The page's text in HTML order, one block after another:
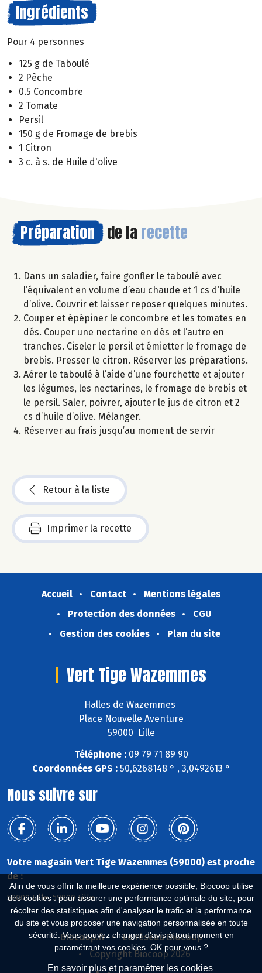
Afin de vous offrir la meilleure expérience possible, Biocoop utilise
des cookies : pour assurer une performance optimale du site, pour
récolter des statistiques afin d'analyser le trafic et la performance
du site et vous proposer une navigation personnalisée en toute
sécurité. Vous pouvez changer d'avis à tout moment en
paramétrant vos cookies. OK pour vous ?
En savoir plus et paramétrer les cookies
Ingrédients
Pour 4 personnes
125 g de Taboulé
2 Pêche
0.5 Concombre
2 Tomate
Persil
150 g de Fromage de brebis
1 Citron
3 c. à s. de Huile d'olive
Préparation de la recette
Dans un saladier, faire gonfler le taboulé avec
l’équivalent en volume d’eau chaude et 1 cs d’huile
d’olive. Couvrir et laisser reposer quelques minutes.
Couper et épépiner le concombre et les tomates en
dés. Couper une nectarine en dés et l’autre en
tranches. Ciseler le persil et émietter le fromage de
brebis. Presser le citron. Réserver les préparations.
Aérer le taboulé à l’aide d’une fourchette et ajouter
les légumes, les nectarines, le fromage de brebis et
le persil. Saler, poivrer, ajouter le jus de citron et 2
cs d’huile d’olive. Mélanger.
Réserver au frais jusqu’au moment de servir
Retour à la liste
Imprimer la recette
Accueil Contact
Mentions légales
Protection des données
CGU
Gestion des cookies
Plan du site
Vert Tige Wazemmes
Halles de Wazemmes
Place Nouvelle Aventure
59000 Lille
Téléphone :09 79 71 89 90
Coordonnées GPS :50,6268148 ° , 3,0492613 °
Nous suivre sur
Votre magasin Vert Tige Wazemmes (59000) est proche
de :
59000 Lille, 59800 Lille
Biocoop.fr
Le réseau Biocoop
Copyright Biocoop 2026